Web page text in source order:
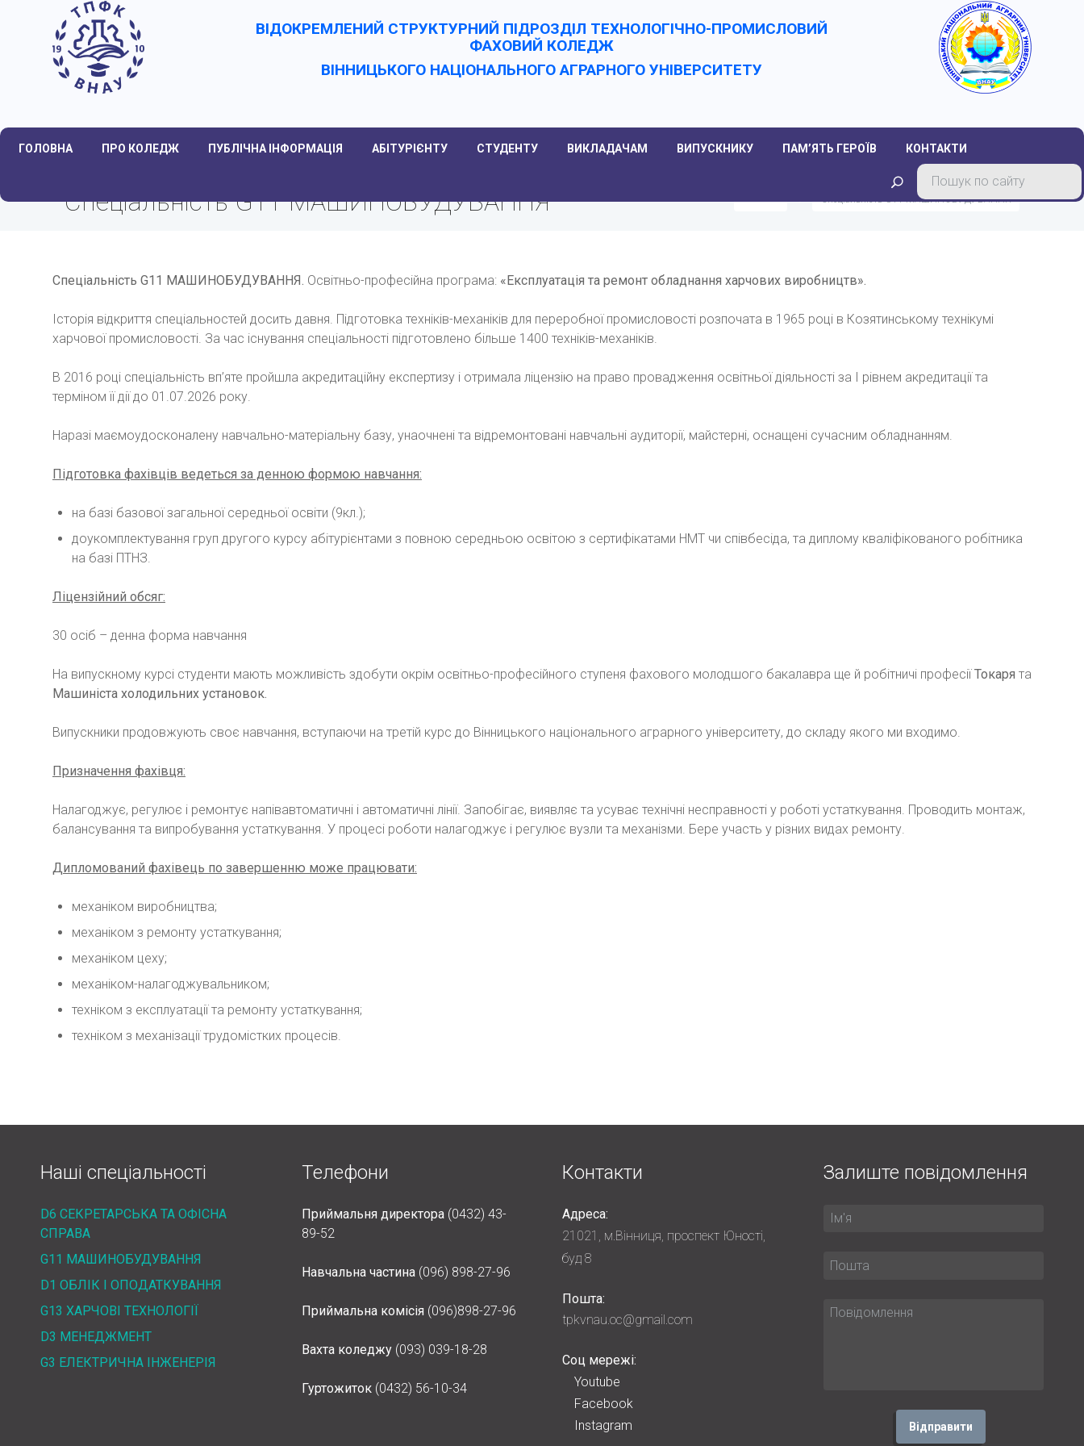
ВІДОКРЕМЛЕНИЙ СТРУКТУРНИЙ ПІДРОЗДІЛ ТЕХНОЛОГІЧНО-ПРОМИСЛОВИЙ
ФАХОВИЙ КОЛЕДЖ
ВІННИЦЬКОГО НАЦІОНАЛЬНОГО АГРАРНОГО УНІВЕРCИТЕТУ
ГОЛОВНА ПРО КОЛЕДЖ ПУБЛІЧНА ІНФОРМАЦІЯ АБІТУРІЄНТУ СТУДЕНТУ ВИКЛАДАЧАМ ВИПУСКНИКУ ПАМ’ЯТЬ ГЕРОЇВ КОНТАКТИ
Головна Спеціальність G11 МАШИНОБУДУВАННЯ
Спеціальність G11 МАШИНОБУДУВАННЯ
Спеціальність G11 МАШИНОБУДУВАННЯ. Освітньо-професійна програма: «Експлуатація та ремонт обладнання харчових виробництв».
Історія відкриття спеціальностей досить давня. Підготовка техніків-механіків для переробної промисловості розпочата в 1965 році в Козятинському технікумі
харчової промисловості. За час існування спеціальності підготовлено більше 1400 техніків-механіків.
В 2016 році спеціальність вп’яте пройшла акредитаційну експертизу і отримала ліцензію на право провадження освітньої діяльності за І рівнем акредитації та
терміном її дії до 01.07.2026 року.
Наразі маємоудосконалену навчально-матеріальну базу, унаочнені та відремонтовані навчальні аудиторії, майстерні, оснащені сучасним обладнанням.
Підготовка фахівців ведеться за денною формою навчання:
на базі базової загальної середньої освіти (9кл.);
доукомплектування груп другого курсу абітурієнтами з повною середньою освітою з сертифікатами НМТ чи співбесіда, та диплому кваліфікованого робітника
на базі ПТНЗ.
Ліцензійний обсяг:
30 осіб – денна форма навчання
На випускному курсі студенти мають можливість здобути окрім освітньо-професійного ступеня фахового молодшого бакалавра ще й робітничі професіїТокаря та
Машиніста холодильних установок.
Випускники продовжують своє навчання, вступаючи на третій курс до Вінницького національного аграрного університету, до складу якого ми входимо.
Призначення фахівця:
Налагоджує, регулює і ремонтує напівавтоматичні і автоматичні лінії. Запобігає, виявляє та усуває технічні несправності у роботі устаткування. Проводить монтаж,
балансування та випробування устаткування. У процесі роботи налагоджує і регулює вузли та механізми. Бере участь у різних видах ремонту.
Дипломований фахівець по завершенню може працювати:
механіком виробництва;
механіком з ремонту устаткування;
механіком цеху;
механіком-налагоджувальником;
техніком з експлуатації та ремонту устаткування;
техніком з механізації трудомістких процесів.
Наші спеціальності
D6 СЕКРЕТАРСЬКА ТА ОФІСНА
СПРАВА
G11 МАШИНОБУДУВАННЯ
D1 ОБЛІК І ОПОДАТКУВАННЯ
G13 ХАРЧОВІ ТЕХНОЛОГІЇ
D3 МЕНЕДЖМЕНТ
G3 ЕЛЕКТРИЧНА ІНЖЕНЕРІЯ
Телефони
Приймальня директора(0432) 43-
89-52
Навчальна частина(096) 898-27-96
Приймальна комісія (096)898-27-96
Вахта коледжу(093) 039-18-28
Гуртожиток(0432) 56-10-34
Контакти
Адреса:
21021, м.Вінниця, проспект Юності,
буд 8
Пошта:
tpkvnau.oc@gmail.com
Соц мережі:
Youtube
Facebook
Instagram
Залиште повідомлення